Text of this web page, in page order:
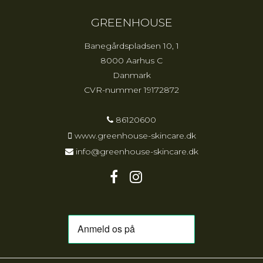
GREENHOUSE
Banegårdspladsen 10, 1
8000 Aarhus C
Danmark
CVR-nummer19172872
86120600
www.greenhouse-skincare.dk
info@greenhouse-skincare.dk